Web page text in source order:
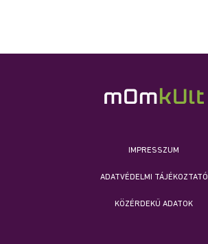
IMPRESSZUM
ADATVÉDELMI TÁJÉKOZTATÓ
KÖZÉRDEKŰ ADATOK